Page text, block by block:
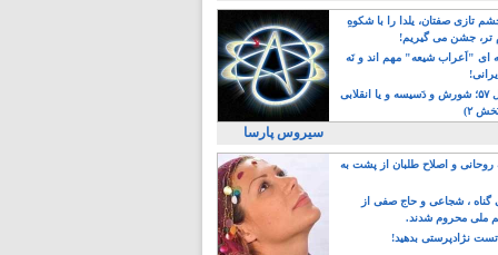
تازی صفتان، یلدا را با شکوهِ
تر، جشن می گیریم!
ای "اَعراب شیعه" مهم اند و نَه
رویداد سال ۵۷؛ شورش و دَسیسه و یا انقلابی
۲)
سیروس پارسا
و اصلاح طلبان از پشت به
گناه ، شجاعی و حاج صفی از
ملی محروم شدند.
نژادپرستی بدهید!